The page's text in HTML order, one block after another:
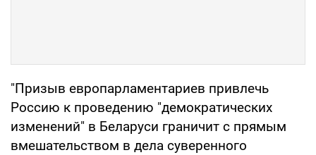
"Призыв европарламентариев привлечь
Россию к проведению "демократических
изменений" в Беларуси граничит с прямым
вмешательством в дела суверенного